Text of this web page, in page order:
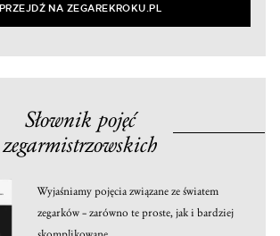
PRZEJDŹ NA ZEGAREKROKU.PL
Słownik pojęć
zegarmistrzowskich
Wyjaśniamy pojęcia związane ze światem
zegarków – zarówno te proste, jak i bardziej